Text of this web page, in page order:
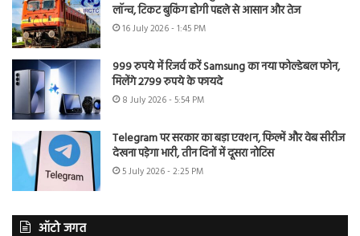
लॉन्च, टिकट बुकिंग होगी पहले से आसान और तेज
16 July 2026 - 1:45 PM
999 रुपये में रिजर्व करें Samsung का नया फोल्डेबल फोन,
मिलेंगे 2799 रुपये के फायदे
8 July 2026 - 5:54 PM
Telegram पर सरकार का बड़ा एक्शन, फिल्में और वेब सीरीज
देखना पड़ेगा भारी, तीन दिनों में दूसरा नोटिस
5 July 2026 - 2:25 PM
ऑटो जगत